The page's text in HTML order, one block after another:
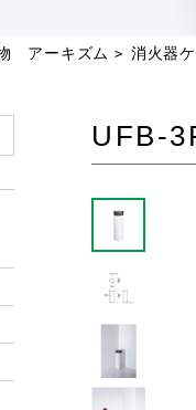
アーキズム 消火器
UFB-